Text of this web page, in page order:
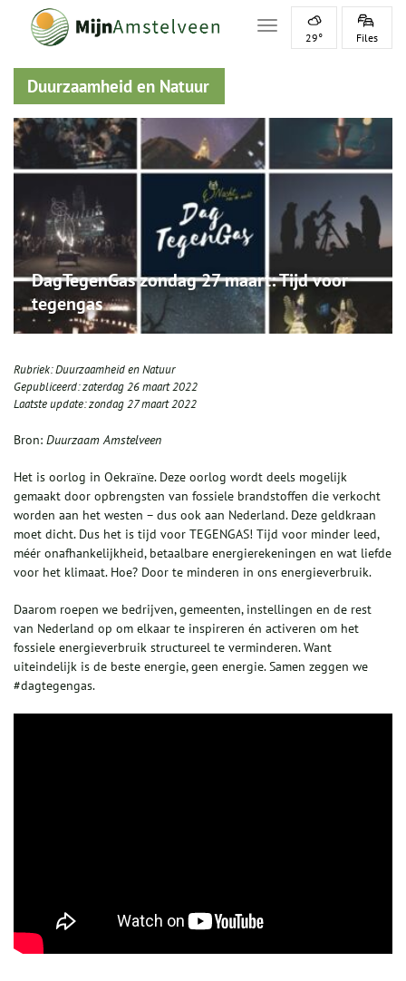
Toggle navigation
29° Files
Duurzaamheid en Natuur
DagTegenGas zondag 27 maart: Tijd voor
tegengas
Rubriek:Duurzaamheid en Natuur
Gepubliceerd:zaterdag 26 maart 2022
Laatste update:zondag 27 maart 2022
Bron: Duurzaam Amstelveen
Het is oorlog in Oekraïne. Deze oorlog wordt deels mogelijk
gemaakt door opbrengsten van fossiele brandstoffen die verkocht
worden aan het westen – dus ook aan Nederland. Deze geldkraan
moet dicht. Dus het is tijd voor TEGENGAS! Tijd voor minder leed,
méér onafhankelijkheid, betaalbare energierekeningen en wat liefde
voor het klimaat. Hoe? Door te minderen in ons energieverbruik.
Daarom roepen we bedrijven, gemeenten, instellingen en de rest
van Nederland op om elkaar te inspireren én activeren om het
fossiele energieverbruik structureel te verminderen. Want
uiteindelijk is de beste energie, geen energie. Samen zeggen we
#dagtegengas.